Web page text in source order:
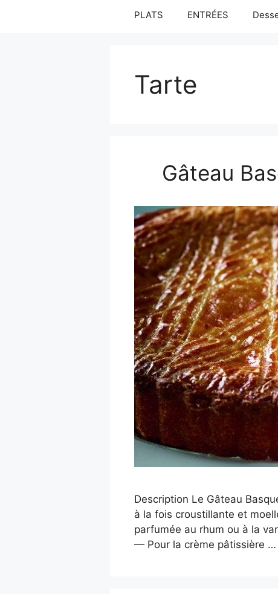
PLATS ENTRÉES
Tarte
Gâteau
Description Le Gâteau
à la fois croustillante et
parfumée au rhum ou à la
— Pour la crème pâtissière …